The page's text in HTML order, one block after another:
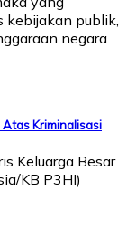
publik,
negara
Kriminalisasi
Keluarga Besar
KB P3HI)